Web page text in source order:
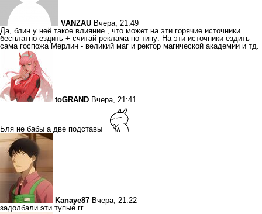
VANZAU Вчера, 21:49
Да, блин у неё такое влияние , что может на эти горячие источники
бесплатно ездить + считай реклама по типу: На эти источники ездить
сама госпожа Мерлин - великий маг и ректор магической академии и тд.
toGRAND Вчера, 21:41
Бля не бабы а две подставы
Kanaye87 Вчера, 21:22
задолбали эти тупые гг